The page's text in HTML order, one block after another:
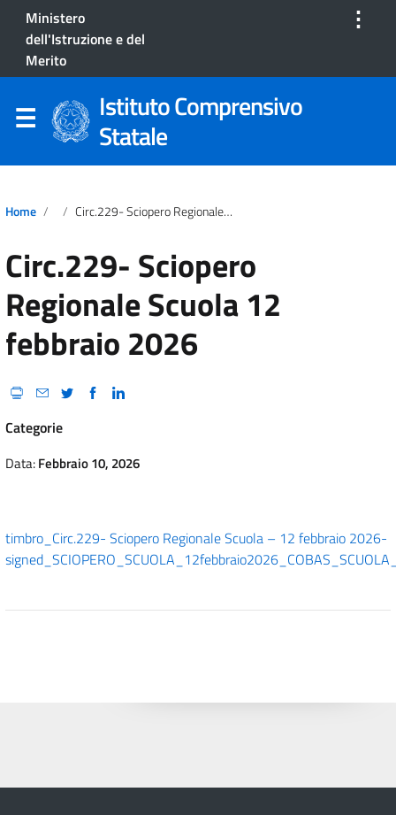
Ministero
dell'Istruzione e del
Merito
⋮
Istituto Comprensivo
Statale
Home Circ.229- Sciopero Regionale Scuola 12 Febbraio 2026
Circ.229- Sciopero
Regionale Scuola 12
febbraio 2026
Categorie
Data:Febbraio 10, 2026
timbro_Circ.229- Sciopero Regionale Scuola – 12 febbraio 2026-
signed